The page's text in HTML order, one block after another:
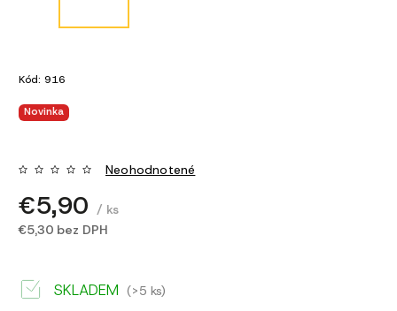
Kód: 916
Novinka
Neohodnotené
€5,90
/ ks
€5,30 bez DPH
SKLADEM (>5 ks)